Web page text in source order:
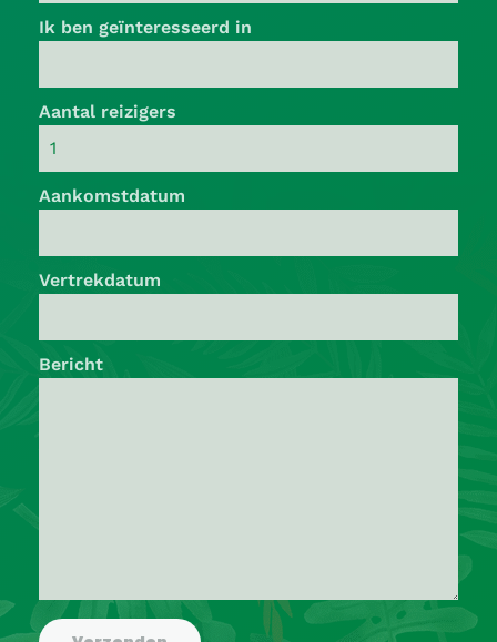
Ik ben geïnteresseerd in
Aantal reizigers
Aankomstdatum
Vertrekdatum
Bericht